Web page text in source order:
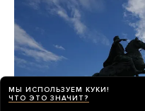
МЫ ИСПОЛЬЗУЕМ КУКИ!
ЧТО ЭТО ЗНАЧИТ?